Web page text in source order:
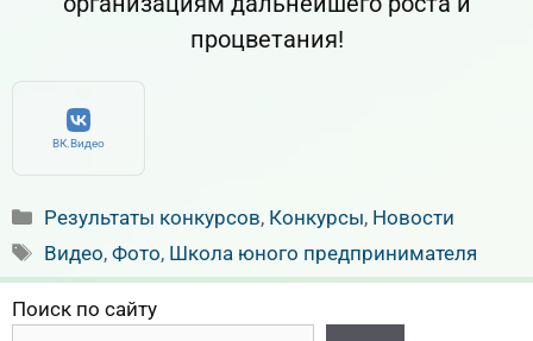
процветания!
ВК.Видео
Рубрики
Результаты конкурсов, Конкурсы, Новости
Метки
Видео,Фото, Школа юного предпринимателя
Поиск по сайту